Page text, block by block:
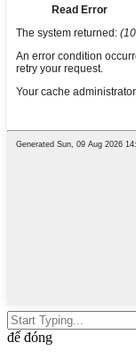
để đóng